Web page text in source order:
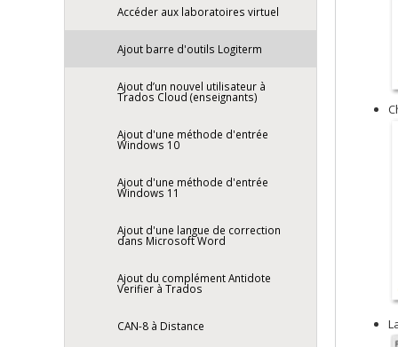
Accéder aux laboratoires virtuel
Ajout barre d'outils Logiterm
Ajout d’un nouvel utilisateur à
Trados Cloud (enseignants)
Ajout d'une méthode d'entrée
Windows 10
Ajout d'une méthode d'entrée
Windows 11
Ajout d'une langue de correction
dans Microsoft Word
Ajout du complément Antidote
Verifier à Trados
CAN-8 à Distance